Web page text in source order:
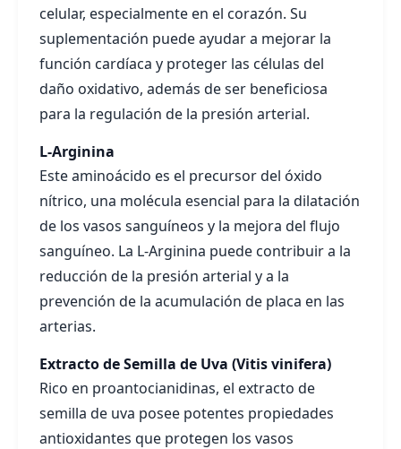
celular, especialmente en el corazón. Su
suplementación puede ayudar a mejorar la
función cardíaca y proteger las células del
daño oxidativo, además de ser beneficiosa
para la regulación de la presión arterial.
L-Arginina
Este aminoácido es el precursor del óxido
nítrico, una molécula esencial para la dilatación
de los vasos sanguíneos y la mejora del flujo
sanguíneo. La L-Arginina puede contribuir a la
reducción de la presión arterial y a la
prevención de la acumulación de placa en las
arterias.
Extracto de Semilla de Uva (Vitis vinifera)
Rico en proantocianidinas, el extracto de
semilla de uva posee potentes propiedades
antioxidantes que protegen los vasos